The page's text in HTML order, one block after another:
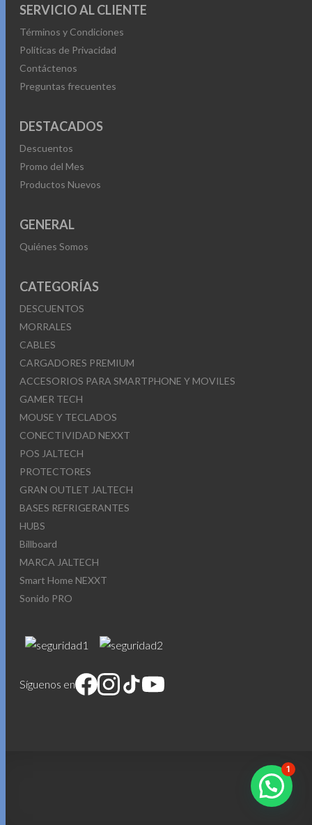
SERVICIO AL CLIENTE
Términos y Condiciones
Políticas de Privacidad
Contáctenos
Preguntas frecuentes
DESTACADOS
Descuentos
Promo del Mes
Productos Nuevos
GENERAL
Quiénes Somos
CATEGORÍAS
DESCUENTOS
MORRALES
CABLES
CARGADORES PREMIUM
ACCESORIOS PARA SMARTPHONE Y MOVILES
GAMER TECH
MOUSE Y TECLADOS
CONECTIVIDAD NEXXT
POS JALTECH
PROTECTORES
GRAN OUTLET JALTECH
BASES REFRIGERANTES
HUBS
Billboard
MARCA JALTECH
Smart Home NEXXT
Sonido PRO
Síguenos en
1